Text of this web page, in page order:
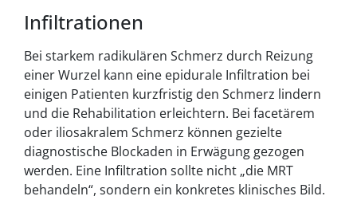
Infiltrationen
Bei starkem radikulären Schmerz durch Reizung
einer Wurzel kann eine epidurale Infiltration bei
einigen Patienten kurzfristig den Schmerz lindern
und die Rehabilitation erleichtern. Bei facetärem
oder iliosakralem Schmerz können gezielte
diagnostische Blockaden in Erwägung gezogen
werden. Eine Infiltration sollte nicht „die MRT
behandeln“, sondern ein konkretes klinisches Bild.